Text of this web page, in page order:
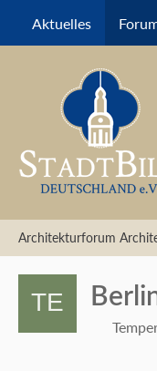
Aktuelles
Architekturforum